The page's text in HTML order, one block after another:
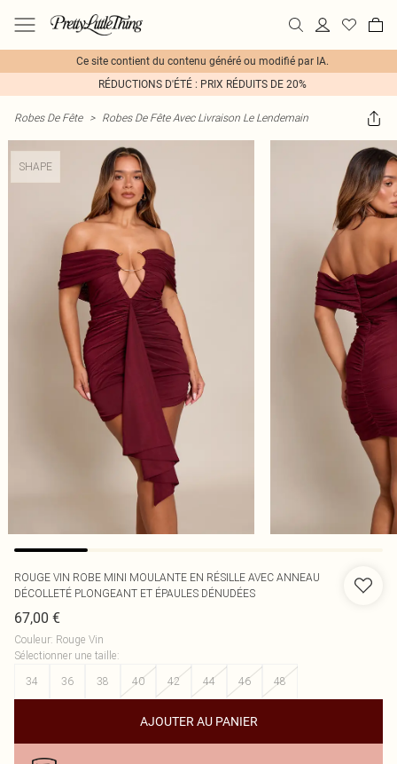
Ce site contient du contenu généré ou modifié par IA.
RÉDUCTIONS D'ÉTÉ : PRIX RÉDUITS DE 20%
Robes De Fête > Robes De Fête Avec Livraison Le Lendemain
SHAPE
ROUGE VIN ROBE MINI MOULANTE EN RÉSILLE AVEC ANNEAU
DÉCOLLETÉ PLONGEANT ET ÉPAULES DÉNUDÉES
67,00 €
Couleur: Rouge Vin
Sélectionner une taille:
34
36 38 40 42 44 46 48
AJOUTER AU PANIER